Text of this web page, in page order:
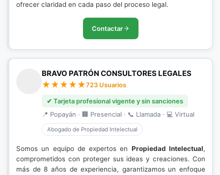
ofrecer claridad en cada paso del proceso legal.
Contactar
BRAVO PATRÓN CONSULTORES LEGALES
723 Usuarios
✔ Tarjeta profesional vigente y sin sanciones
📍 Popayán · 🏢 Presencial · 📞 Llamada · 💻 Virtual
Abogado de Propiedad Intelectual
Somos un equipo de expertos en Propiedad Intelectual,
comprometidos con proteger sus ideas y creaciones. Con
más de 8 años de experiencia, garantizamos un enfoque